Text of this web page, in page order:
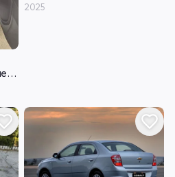
Chevrolet Cobalt II - поколение рестайлинг
2025